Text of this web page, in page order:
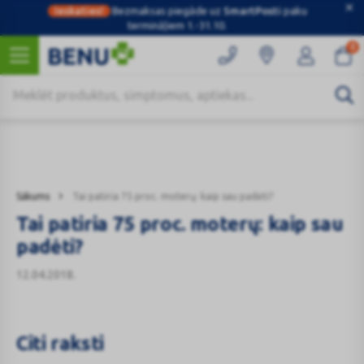
Ieskaties! Bezmaksas piegāde uz SmartPostipaku
termināļiem 1.-31.10.
0
Sākums Tai patiria 75 proc. moterų: kaip sau padėti?
Kategorijas
Tai patiria 75 proc. moterų: kaip sau
padėti?
12.04.2018.
Citi raksti